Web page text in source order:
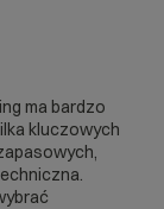
ma bardzo
kluczowych